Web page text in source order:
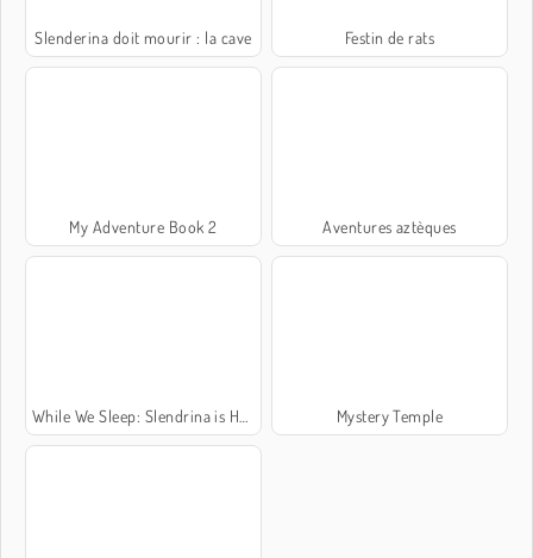
Slenderina doit mourir : la cave Festin de rats
My Adventure Book 2 Aventures aztèques
While We Sleep: Slendrina is HERE Mystery Temple